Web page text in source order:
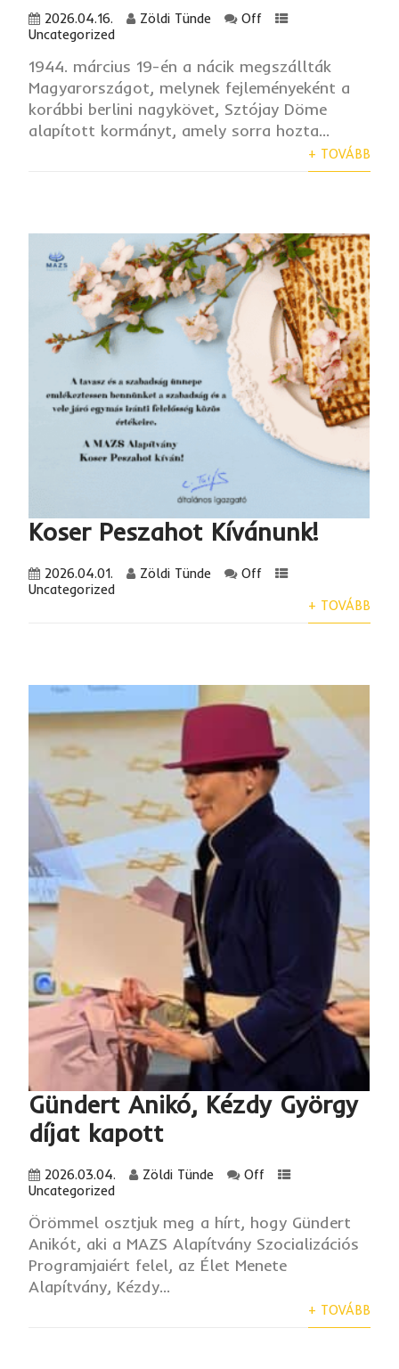
2026.04.16. Zöldi Tünde
Off
Uncategorized
1944. március 19-én a nácik megszállták
Magyarországot, melynek fejleményeként a
korábbi berlini nagykövet, Sztójay Döme
alapított kormányt, amely sorra hozta...
+ TOVÁBB
Koser Peszahot Kívánunk!
2026.04.01. Zöldi Tünde
Off
Uncategorized
+ TOVÁBB
Gündert Anikó, Kézdy György
díjat kapott
2026.03.04. Zöldi Tünde
Off
Uncategorized
Örömmel osztjuk meg a hírt, hogy Gündert
Anikót, aki a MAZS Alapítvány Szocializációs
Programjaiért felel, az Élet Menete
Alapítvány, Kézdy...
+ TOVÁBB